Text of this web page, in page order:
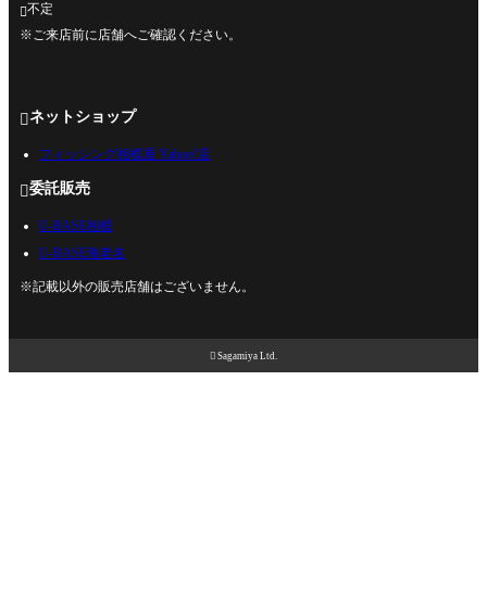
不定
※ご来店前に店舗へご確認ください。
ネットショップ
フィッシング相模屋 Yahoo!店
委託販売
U-BASE相模
U-BASE海老名
※記載以外の販売店舗はございません。
 Sagamiya Ltd.